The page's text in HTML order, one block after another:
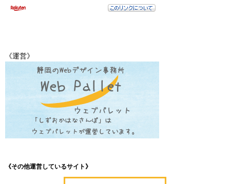
《運営》
《その他運営しているサイト》